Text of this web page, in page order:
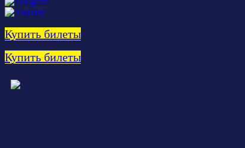
Купить билеты
Купить билеты